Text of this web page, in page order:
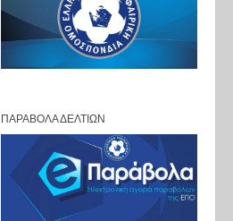
ΠΑΡΆΒΟΛΑ ΔΕΛΤΊΩΝ